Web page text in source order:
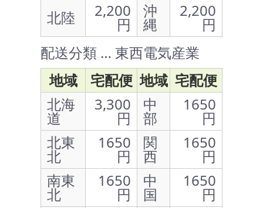
北陸
2,200
円
沖
縄
2,200
円
配送分類 … 東西電気産業
地域
宅配便 地域 宅配便
北海
道
3,300
円
中
部
1650
円
北東
北
1650
円
関
西
1650
円
南東
北
1650
円
中
国
1650
円